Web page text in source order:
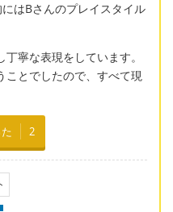
はBさんのプレイスタイル
寧な表現をしています。
ことでしたので、すべて現
2